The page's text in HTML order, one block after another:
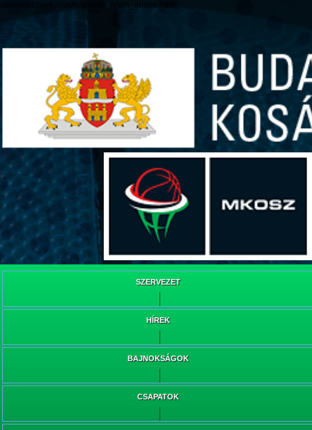
/web/webpont.com/kcs/html/_Main_/index.html
SZERVEZET
HÍREK
BAJNOKSÁGOK
CSAPATOK